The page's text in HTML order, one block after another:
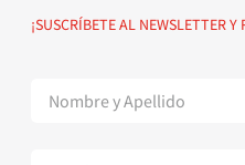
Suscribete al Newsletter
Superintendencia de
¡SUSCRÍBETE AL NEWSLETTER Y